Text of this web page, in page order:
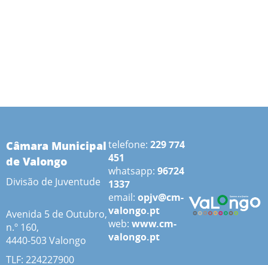
Câmara Municipal
de Valongo
Divisão de Juventude
Avenida 5 de Outubro,
n.º 160,
4440-503 Valongo
TLF: 224227900
telefone:229 774
451
whatsapp:96724
1337
email:opjv@cm-
valongo.pt
web:www.cm-
valongo.pt